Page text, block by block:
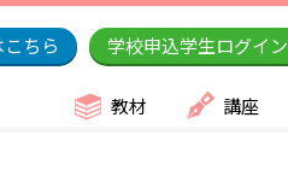
ちら 学校申込学生ログイン
教材 講座